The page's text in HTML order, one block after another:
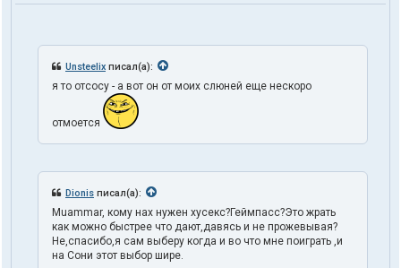
Unsteelix писал(а):
я то отсосу - а вот он от моих слюней еще нескоро
отмоется
Dionis писал(а):
Muammar, кому нах нужен хусекс?Геймпасс?Это жрать
как можно быстрее что дают,давясь и не прожевывая?
Не,спасибо,я сам выберу когда и во что мне поиграть ,и
на Сони этот выбор шире.